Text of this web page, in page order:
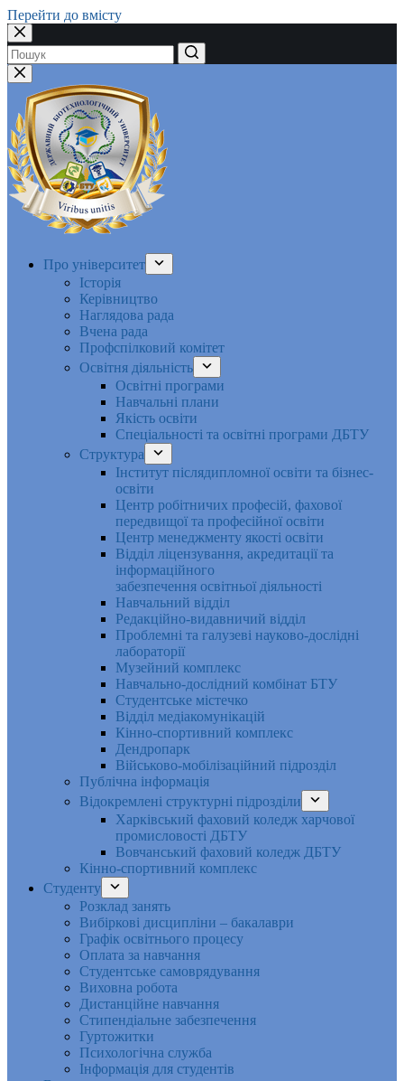
Перейти до вмісту
Немає
результатів
Про університет
Історія
Керівництво
Наглядова рада
Вчена рада
Профспілковий комітет
Освітня діяльність
Освітні програми
Навчальні плани
Якість освіти
Спеціальності та освітні програми ДБТУ
Структура
Інститут післядипломної освіти та бізнес-
освіти
Центр робітничих професій, фахової
передвищої та професійної освіти
Центр менеджменту якості освіти
Відділ ліцензування, акредитації та
інформаційного
забезпечення освітньої діяльності
Навчальний відділ
Редакційно-видавничий відділ
Проблемні та галузеві науково-дослідні
лабораторії
Музейний комплекс
Навчально-дослідний комбінат БТУ
Студентське містечко
Відділ медіакомунікацій
Кінно-спортивний комплекс
Дендропарк
Військово-мобілізаційний підрозділ
Публічна інформація
Відокремлені структурні підрозділи
Харківський фаховий коледж харчової
промисловості ДБТУ
Вовчанський фаховий коледж ДБТУ
Кінно-спортивний комплекс
Студенту
Розклад занять
Вибіркові дисципліни – бакалаври
Графік освітнього процесу
Оплата за навчання
Студентське самоврядування
Виховна робота
Дистанційне навчання
Стипендіальне забезпечення
Гуртожитки
Психологічна служба
Інформація для студентів